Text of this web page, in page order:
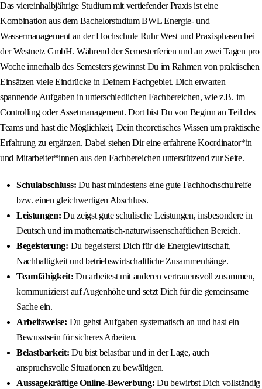
Das viereinhalbjährige Studium mit vertiefender Praxis ist eine
Kombination aus dem Bachelorstudium BWL Energie- und
Wassermanagement an der Hochschule Ruhr West und Praxisphasen bei
der Westnetz GmbH. Während der Semesterferien und an zwei Tagen pro
Woche innerhalb des Semesters gewinnst Du im Rahmen von praktischen
Einsätzen viele Eindrücke in Deinem Fachgebiet. Dich erwarten
spannende Aufgaben in unterschiedlichen Fachbereichen, wie z.B. im
Controlling oder Assetmanagement. Dort bist Du von Beginn an Teil des
Teams und hast die Möglichkeit, Dein theoretisches Wissen um praktische
Erfahrung zu ergänzen. Dabei stehen Dir eine erfahrene Koordinator*in
und Mitarbeiter*innen aus den Fachbereichen unterstützend zur Seite.
Schulabschluss: Du hast mindestens eine gute Fachhochschulreife
bzw. einen gleichwertigen Abschluss.
Leistungen: Du zeigst gute schulische Leistungen, insbesondere in
Deutsch und im mathematisch-naturwissenschaftlichen Bereich.
Begeisterung: Du begeisterst Dich für die Energiewirtschaft,
Nachhaltigkeit und betriebswirtschaftliche Zusammenhänge.
Teamfähigkeit: Du arbeitest mit anderen vertrauensvoll zusammen,
kommunizierst auf Augenhöhe und setzt Dich für die gemeinsame
Sache ein.
Arbeitsweise: Du gehst Aufgaben systematisch an und hast ein
Bewusstsein für sicheres Arbeiten.
Belastbarkeit: Du bist belastbar und in der Lage, auch
anspruchsvolle Situationen zu bewältigen.
Aussagekräftige Online-Bewerbung: Du bewirbst Dich vollständig